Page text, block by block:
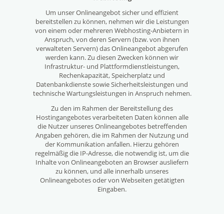
Um unser Onlineangebot sicher und effizient
bereitstellen zu können, nehmen wir die Leistungen
von einem oder mehreren Webhosting-Anbietern in
Anspruch, von deren Servern (bzw. von ihnen
verwalteten Servern) das Onlineangebot abgerufen
werden kann. Zu diesen Zwecken können wir
Infrastruktur- und Plattformdienstleistungen,
Rechenkapazität, Speicherplatz und
Datenbankdienste sowie Sicherheitsleistungen und
technische Wartungsleistungen in Anspruch nehmen.
Zu den im Rahmen der Bereitstellung des
Hostingangebotes verarbeiteten Daten können alle
die Nutzer unseres Onlineangebotes betreffenden
Angaben gehören, die im Rahmen der Nutzung und
der Kommunikation anfallen. Hierzu gehören
regelmäßig die IP-Adresse, die notwendig ist, um die
Inhalte von Onlineangeboten an Browser ausliefern
zu können, und alle innerhalb unseres
Onlineangebotes oder von Webseiten getätigten
Eingaben.